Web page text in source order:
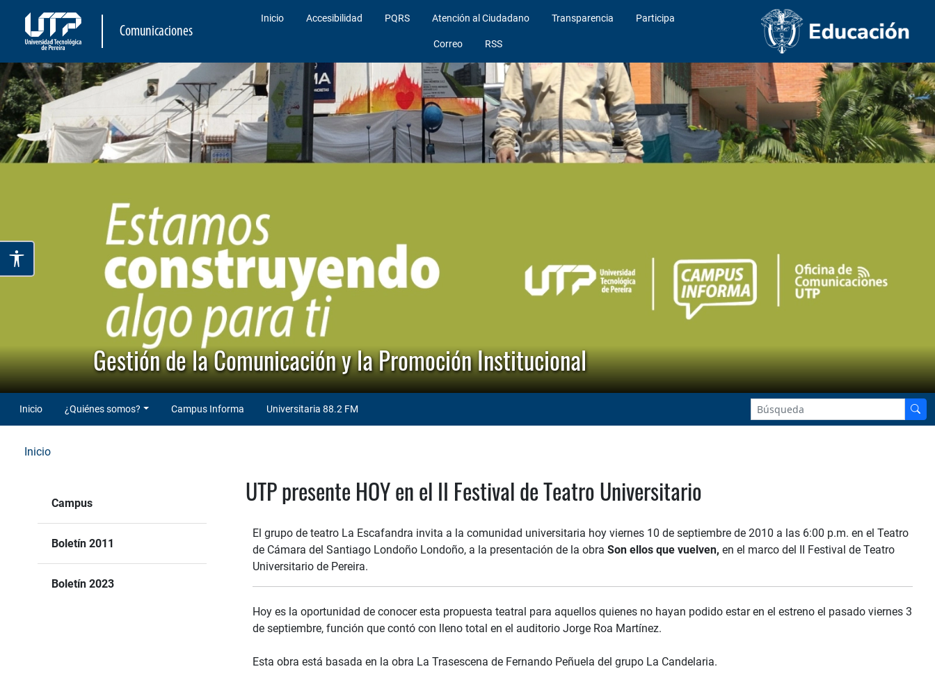
Comunicaciones
Inicio Accesibilidad PQRS Atención al Ciudadano Transparencia Participa
Correo RSS
Gestión de la Comunicación y la Promoción Institucional
Inicio ¿Quiénes somos? Campus Informa Universitaria 88.2 FM
Inicio
Campus
Boletín 2011
Boletín 2023
UTP presente HOY en el II Festival de Teatro Universitario
El grupo de teatro La Escafandra invita a la comunidad universitaria hoy viernes 10 de septiembre de 2010 a las 6:00 p.m. en el Teatro
de Cámara del Santiago Londoño Londoño, a la presentación de la obra Son ellos que vuelven, en el marco del II Festival de Teatro
Universitario de Pereira.
Hoy es la oportunidad de conocer esta propuesta teatral para aquellos quienes no hayan podido estar en el estreno el pasado viernes 3
de septiembre, función que contó con lleno total en el auditorio Jorge Roa Martínez.
Esta obra está basada en la obra La Trasescena de Fernando Peñuela del grupo La Candelaria.